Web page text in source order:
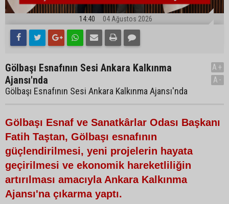
14:40 04 Ağustos 2026
Gölbaşı Esnafının Sesi Ankara Kalkınma
Ajansı'nda
Gölbaşı Esnafının Sesi Ankara Kalkınma Ajansı'nda
A+
A-
Gölbaşı Esnaf ve Sanatkârlar Odası Başkanı
Fatih Taştan, Gölbaşı esnafının
güçlendirilmesi, yeni projelerin hayata
geçirilmesi ve ekonomik hareketliliğin
artırılması amacıyla Ankara Kalkınma
Ajansı'na çıkarma yaptı.